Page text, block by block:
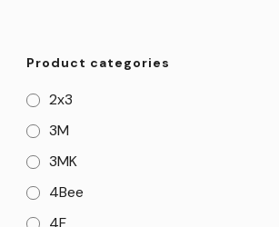
Product categories
2x3
3M
3MK
4Bee
4F